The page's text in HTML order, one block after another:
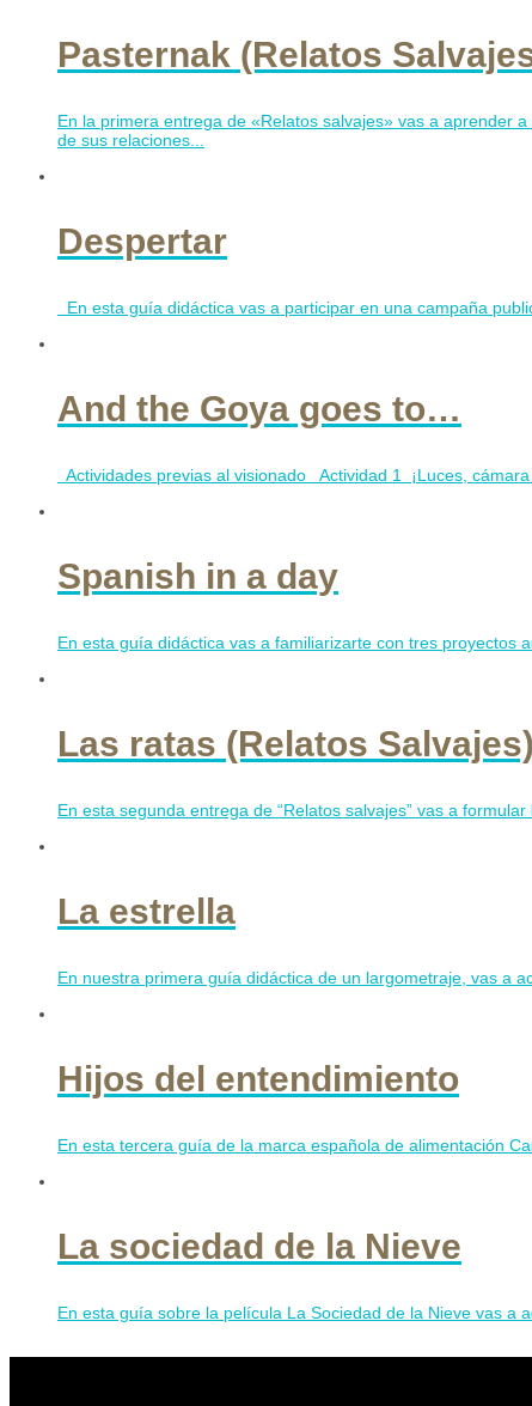
Pasternak (Relatos
En la primera entrega de «Relatos salvajes» vas a aprender
de sus relaciones...
Despertar
En esta guía didáctica vas a participar en una campaña
And the Goya goes to…
Actividades previas al visionado Actividad 1 ¡Luces,
Spanish in a day
En esta guía didáctica vas a familiarizarte con tres proyectos
Las ratas (Relatos Salvajes)
En esta segunda entrega de “Relatos salvajes” vas a
La estrella
En nuestra primera guía didáctica de un largometraje, vas a
Hijos del entendimiento
En esta tercera guía de la marca española de alimentación
La sociedad de la Nieve
En esta guía sobre la película La Sociedad de la Nieve vas a